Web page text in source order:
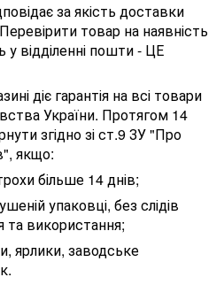
за якість доставки
товар на наявність
відділенні пошти - ЦЕ
діє гарантія на всі товари
України. Протягом 14
згідно зі ст.9 ЗУ "Про
якщо:
більше 14 днів;
упаковці, без слідів
та використання;
ярлики, заводське